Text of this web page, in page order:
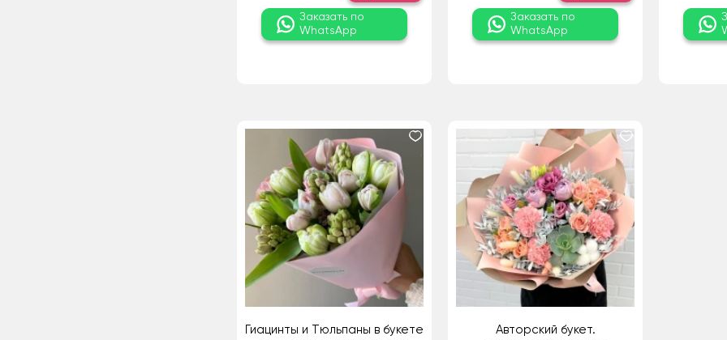
Заказать по
WhatsApp
Заказать по
WhatsApp
Гиацинты и Тюльпаны в букете
Авторский букет.